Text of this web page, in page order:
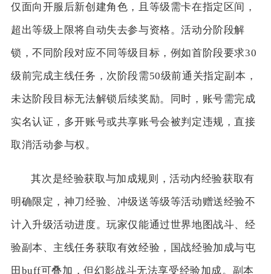
仅面向开服后新创建角色，且等级需卡在指定区间，
超出等级上限将自动失去参与资格。活动分阶段解
锁，不同阶段对应不同等级目标，例如首阶段要求30
级前完成主线任务，次阶段需50级前通关指定副本，
未达阶段目标无法解锁后续奖励。同时，账号需完成
实名认证，多开账号或共享账号会被判定违规，直接
取消活动参与权。
其次是经验获取与加成规则，活动内经验获取有
明确限定，神刀经验、冲级送等级等活动赠送经验不
计入升级活动进度。玩家仅能通过世界地图战斗、经
验副本、主线任务获取有效经验，国战经验加成与屯
田buff可叠加，但幻影战斗无法享受经验加成。副本